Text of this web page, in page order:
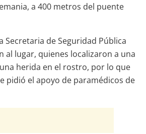
a 400 metros del puente
Secretaria de Seguridad Pública
al lugar, quienes localizaron a una
herida en el rostro, por lo que
pidió el apoyo de paramédicos de